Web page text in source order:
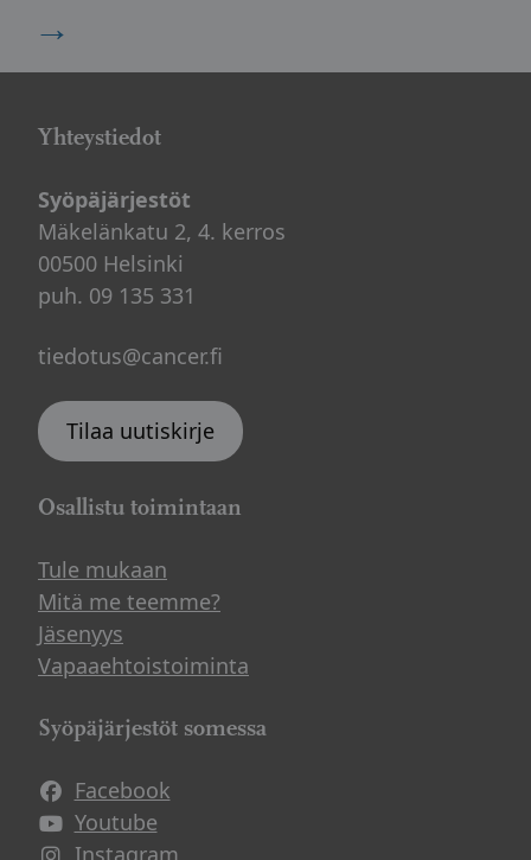
→
Yhteystiedot
Syöpäjärjestöt
Mäkelänkatu 2, 4. kerros
00500 Helsinki
puh. 09 135 331
tiedotus@cancer.fi
Tilaa uutiskirje
Osallistu toimintaan
Tule mukaan
Mitä me teemme?
Jäsenyys
Vapaaehtoistoiminta
Syöpäjärjestöt somessa
Facebook
Avautuu uuteen ikkunaan
Youtube
Avautuu uuteen ikkunaan
Instagram